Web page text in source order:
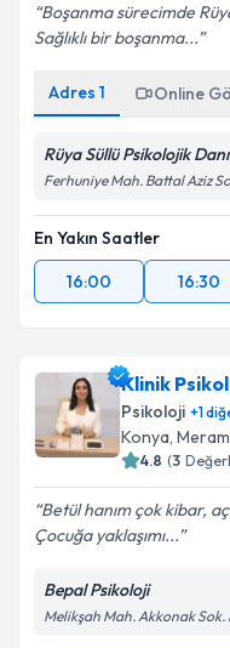
Boşanma sürecimde
Sağlıklı bir boşanma...
Adres 1 Online
Rüya Süllü Psikolojik
Ferhuniye Mah. Battal Aziz
En Yakın Saatler
16:00
16:30
Klinik
Psikoloji +1
Konya, Meram
4.8 (3
Betül hanım çok kibar,
Çocuğa yaklaşımı...
Bepal Psikoloji
Melikşah Mah. Akkonak Sok.